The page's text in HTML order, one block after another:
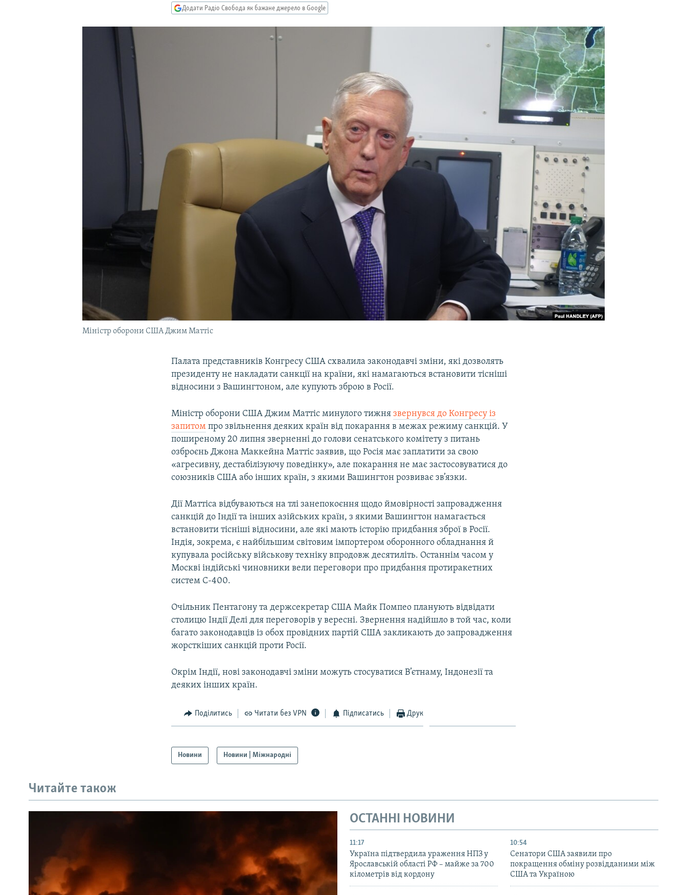
Додати Радіо Свобода як бажане джерело в Google
Міністр оборони США Джим Маттіс
Палата представників Конгресу США схвалила законодавчі зміни, які дозволять
президенту не накладати санкції на країни, які намагаються встановити тісніші
відносини з Вашингтоном, але купують зброю в Росії.
Міністр оборони США Джим Маттіс минулого тижнязвернувся до Конгресу із
запитом про звільнення деяких країн від покарання в межах режиму санкцій. У
поширеному 20 липня зверненні до голови сенатського комітету з питань
озброєнь Джона Маккейна Маттіс заявив, що Росія має заплатити за свою
«агресивну, дестабілізуючу поведінку», але покарання не має застосовуватися до
союзників США або інших країн, з якими Вашингтон розвиває зв’язки.
Дії Маттіса відбуваються на тлі занепокоєння щодо ймовірності запровадження
санкцій до Індії та інших азійських країн, з якими Вашингтон намагається
встановити тісніші відносини, але які мають історію придбання зброї в Росії.
Індія, зокрема, є найбільшим світовим імпортером оборонного обладнання й
купувала російську військову техніку впродовж десятиліть. Останнім часом у
Москві індійські чиновники вели переговори про придбання протиракетних
систем С-400.
Очільник Пентагону та держсекретар США Майк Помпео планують відвідати
столицю Індії Делі для переговорів у вересні. Звернення надійшло в той час, коли
багато законодавців із обох провідних партій США закликають до запровадження
жорсткіших санкцій проти Росії.
Окрім Індії, нові законодавчі зміни можуть стосуватися В’єтнаму, Індонезії та
деяких інших країн.
Поділитись Читати без VPN Підписатись Друк
Новини Новини | Міжнародні
Читайте також
ОСТАННІ НОВИНИ
11:17
Україна підтвердила ураження НПЗ у
Ярославській області РФ – майже за 700
кілометрів від кордону
10:54
Сенатори США заявили про
покращення обміну розвідданими між
США та Україною